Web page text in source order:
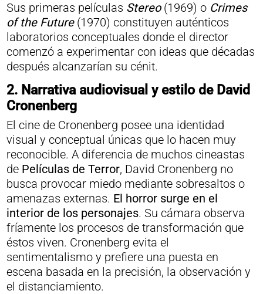
Sus primeras películas Stereo(1969) o Crimes
of the Future(1970) constituyen auténticos
laboratorios conceptuales donde el director
comenzó a experimentar con ideas que décadas
después alcanzarían su cénit.
2. Narrativa audiovisual y estilo de David
Cronenberg
El cine de Cronenberg posee una identidad
visual y conceptual únicas que lo hacen muy
reconocible. A diferencia de muchos cineastas
de Películas de Terror, David Cronenberg no
busca provocar miedo mediante sobresaltos o
amenazas externas. El horror surge en el
interior de los personajes. Su cámara observa
fríamente los procesos de transformación que
éstos viven. Cronenberg evita el
sentimentalismo y prefiere una puesta en
escena basada en la precisión, la observación y
el distanciamiento.